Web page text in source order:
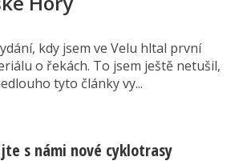
kdy jsem ve Velu hltal první
o řekách. To jsem ještě netušil,
tyto články vy...
s námi nové cyklotrasy